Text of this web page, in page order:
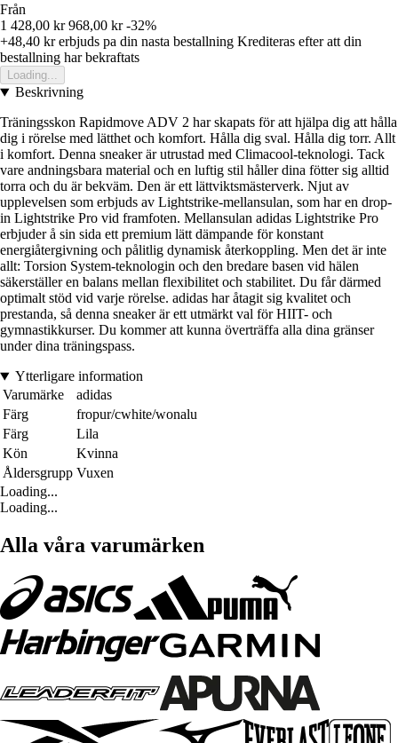
Från
1 428,00 kr 968,00 kr -32%
+48,40 krerbjuds pa din nasta bestallning Krediteras efter att din
bestallning har bekraftats
Loading...
Beskrivning
Träningsskon Rapidmove ADV 2 har skapats för att hjälpa dig att hålla
dig i rörelse med lätthet och komfort. Hålla dig sval. Hålla dig torr. Allt
i komfort. Denna sneaker är utrustad med Climacool-teknologi. Tack
vare andningsbara material och en luftig stil håller dina fötter sig alltid
torra och du är bekväm. Den är ett lättviktsmästerverk. Njut av
upplevelsen som erbjuds av Lightstrike-mellansulan, som har en drop-
in Lightstrike Pro vid framfoten. Mellansulan adidas Lightstrike Pro
erbjuder å sin sida ett premium lätt dämpande för konstant
energiåtergivning och pålitlig dynamisk återkoppling. Men det är inte
allt: Torsion System-teknologin och den bredare basen vid hälen
säkerställer en balans mellan flexibilitet och stabilitet. Du får därmed
optimalt stöd vid varje rörelse. adidas har åtagit sig kvalitet och
prestanda, så denna sneaker är ett utmärkt val för HIIT- och
gymnastikkurser. Du kommer att kunna överträffa alla dina gränser
under dina träningspass.
Ytterligare information
Varumärke
adidas
Färg
fropur/cwhite/wonalu
Färg
Lila
Kön
Kvinna
Åldersgrupp Vuxen
Loading...
Loading...
Alla våra varumärken